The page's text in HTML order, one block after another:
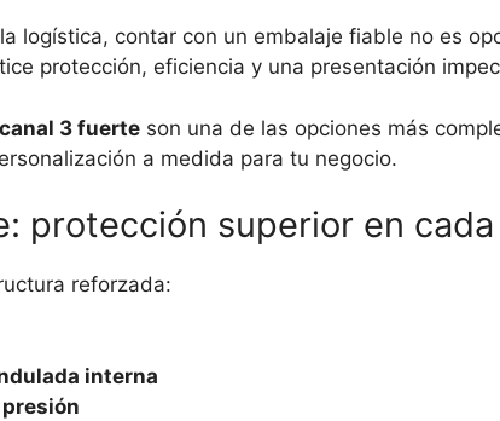
logística, contar con un embalaje fiable no es
protección, eficiencia y una presentación
3 fuerte son una de las opciones más
a medida para tu negocio.
protección superior en
reforzada:
interna